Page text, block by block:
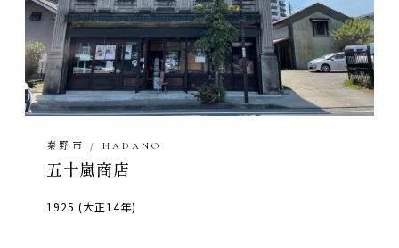
秦野市 / HADANO
五十嵐商店
1925 (大正14年)